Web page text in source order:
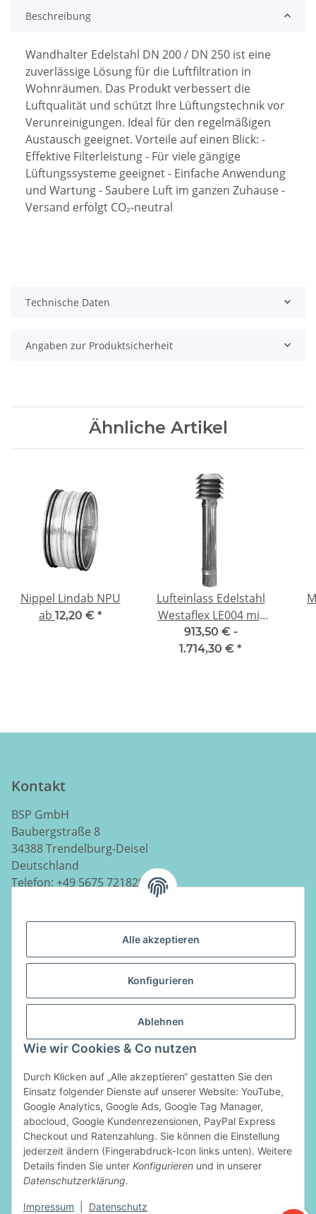
Alle akzeptieren
Konfigurieren
Ablehnen
Wie wir Cookies & Co nutzen
Durch Klicken auf „Alle akzeptieren“ gestatten Sie den
Einsatz folgender Dienste auf unserer Website: YouTube,
Google Analytics, Google Ads, Google Tag Manager,
abocloud, Google Kundenrezensionen, PayPal Express
Checkout und Ratenzahlung. Sie können die Einstellung
jederzeit ändern (Fingerabdruck-Icon links unten). Weitere
Details finden Sie unter Konfigurieren und in unserer
Datenschutzerklärung.
Impressum Datenschutz
Beschreibung
Wandhalter Edelstahl DN 200 / DN 250 ist eine
zuverlässige Lösung für die Luftfiltration in
Wohnräumen. Das Produkt verbessert die
Luftqualität und schützt Ihre Lüftungstechnik vor
Verunreinigungen. Ideal für den regelmäßigen
Austausch geeignet. Vorteile auf einen Blick: -
Effektive Filterleistung - Für viele gängige
Lüftungssysteme geeignet - Einfache Anwendung
und Wartung - Saubere Luft im ganzen Zuhause -
Versand erfolgt CO₂-neutral
Technische Daten
Angaben zur Produktsicherheit
Ähnliche Artikel
Nippel Lindab NPU
ab 12,20 € *
Lufteinlass Edelstahl
Westaflex LE004 mit
Filter
913,50 € -
1.714,30 € *
Kontakt
BSP GmbH
Baubergstraße 8
34388 Trendelburg-Deisel
Deutschland
Telefon: +49 5675 7218290
Informationen
Gesetzliche Informationen
Zahlungsarten